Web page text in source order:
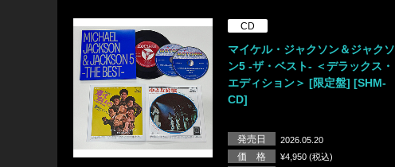
CD
マイケル・ジャクソン＆ジャクソ
ン5 -ザ・ベスト- ＜デラックス・
エディション＞ [限定盤] [SHM-
CD]
発売日 2026.05.20
価 格 ¥4,950 (税込)